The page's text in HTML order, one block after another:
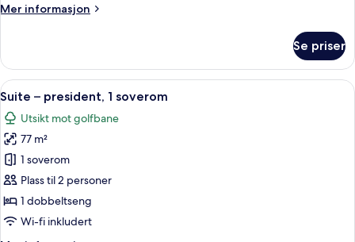
Mer informasjon
Mer
–
club,
1
soverom
Se priser
Åpne
alle
bildene
av
Suite
–
president,
1
Sengetøy av topp kvalitet, dundyner
10
Suite – president, 1 soverom
Utsikt mot golfbane
77 m²
1 soverom
Plass til 2 personer
1 dobbeltseng
Wi-fi inkludert